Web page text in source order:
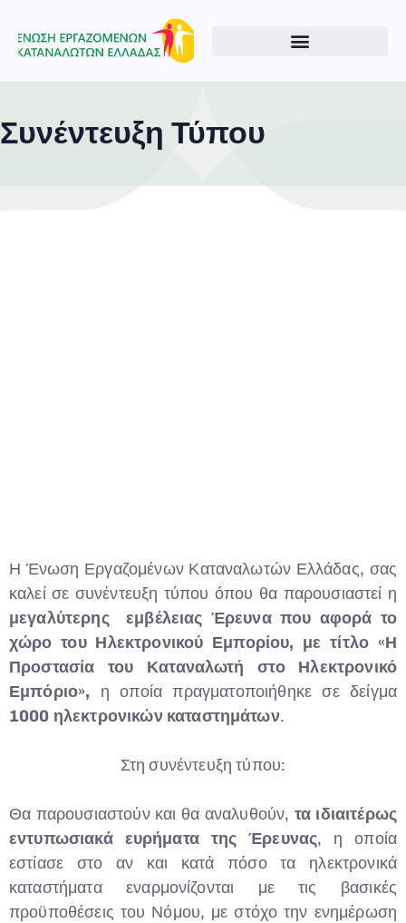
Συνέντευξη Τύπου
Η Ένωση Εργαζομένων Καταναλωτών Ελλάδας, σας
καλεί σε συνέντευξη τύπου όπου θα παρουσιαστεί η
μεγαλύτερης εμβέλειας Έρευνα που αφορά το
χώρο του Ηλεκτρονικού Εμπορίου, με τίτλο «Η
Προστασία του Καταναλωτή στο Ηλεκτρονικό
Εμπόριο», η οποία πραγματοποιήθηκε σε δείγμα
1000 ηλεκτρονικών καταστημάτων.
Στη συνέντευξη τύπου:
Θα παρουσιαστούν και θα αναλυθούν, τα ιδιαιτέρως
εντυπωσιακά ευρήματα της Έρευνας, η οποία
εστίασε στο αν και κατά πόσο τα ηλεκτρονικά
καταστήματα εναρμονίζονται με τις βασικές
προϋποθέσεις του Νόμου, με στόχο την ενημέρωση